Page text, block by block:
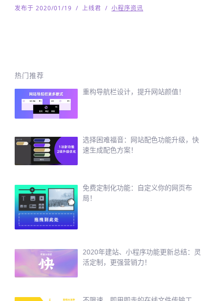
发布于 2020/01/19 / 上线君 / 小程序资讯
热门推荐
重构导航栏设计，提升网站颜值！
选择困难福音：网站配色功能升级，快
速生成配色方案！
免费定制化功能：自定义你的网页布
局！
2020年建站、小程序功能更新总结：灵
活定制，更强营销力！